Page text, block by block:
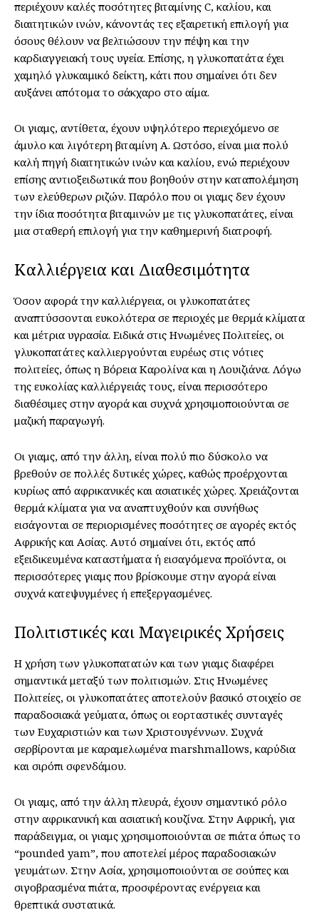
περιέχουν καλές ποσότητες βιταμίνης C, καλίου, και
διαιτητικών ινών, κάνοντάς τες εξαιρετική επιλογή για
όσους θέλουν να βελτιώσουν την πέψη και την
καρδιαγγειακή τους υγεία. Επίσης, η γλυκοπατάτα έχει
χαμηλό γλυκαιμικό δείκτη, κάτι που σημαίνει ότι δεν
αυξάνει απότομα το σάκχαρο στο αίμα.
Οι γιαμς, αντίθετα, έχουν υψηλότερο περιεχόμενο σε
άμυλο και λιγότερη βιταμίνη Α. Ωστόσο, είναι μια πολύ
καλή πηγή διαιτητικών ινών και καλίου, ενώ περιέχουν
επίσης αντιοξειδωτικά που βοηθούν στην καταπολέμηση
των ελεύθερων ριζών. Παρόλο που οι γιαμς δεν έχουν
την ίδια ποσότητα βιταμινών με τις γλυκοπατάτες, είναι
μια σταθερή επιλογή για την καθημερινή διατροφή.
Καλλιέργεια και Διαθεσιμότητα
Όσον αφορά την καλλιέργεια, οι γλυκοπατάτες
αναπτύσσονται ευκολότερα σε περιοχές με θερμά κλίματα
και μέτρια υγρασία. Ειδικά στις Ηνωμένες Πολιτείες, οι
γλυκοπατάτες καλλιεργούνται ευρέως στις νότιες
πολιτείες, όπως η Βόρεια Καρολίνα και η Λουιζιάνα. Λόγω
της ευκολίας καλλιέργειάς τους, είναι περισσότερο
διαθέσιμες στην αγορά και συχνά χρησιμοποιούνται σε
μαζική παραγωγή.
Οι γιαμς, από την άλλη, είναι πολύ πιο δύσκολο να
βρεθούν σε πολλές δυτικές χώρες, καθώς προέρχονται
κυρίως από αφρικανικές και ασιατικές χώρες. Χρειάζονται
θερμά κλίματα για να αναπτυχθούν και συνήθως
εισάγονται σε περιορισμένες ποσότητες σε αγορές εκτός
Αφρικής και Ασίας. Αυτό σημαίνει ότι, εκτός από
εξειδικευμένα καταστήματα ή εισαγόμενα προϊόντα, οι
περισσότερες γιαμς που βρίσκουμε στην αγορά είναι
συχνά κατεψυγμένες ή επεξεργασμένες.
Πολιτιστικές και Μαγειρικές Χρήσεις
Η χρήση των γλυκοπατατών και των γιαμς διαφέρει
σημαντικά μεταξύ των πολιτισμών. Στις Ηνωμένες
Πολιτείες, οι γλυκοπατάτες αποτελούν βασικό στοιχείο σε
παραδοσιακά γεύματα, όπως οι εορταστικές συνταγές
των Ευχαριστιών και των Χριστουγέννων. Συχνά
σερβίρονται με καραμελωμένα marshmallows, καρύδια
και σιρόπι σφενδάμου.
Οι γιαμς, από την άλλη πλευρά, έχουν σημαντικό ρόλο
στην αφρικανική και ασιατική κουζίνα. Στην Αφρική, για
παράδειγμα, οι γιαμς χρησιμοποιούνται σε πιάτα όπως το
“pounded yam”, που αποτελεί μέρος παραδοσιακών
γευμάτων. Στην Ασία, χρησιμοποιούνται σε σούπες και
σιγοβρασμένα πιάτα, προσφέροντας ενέργεια και
θρεπτικά συστατικά.